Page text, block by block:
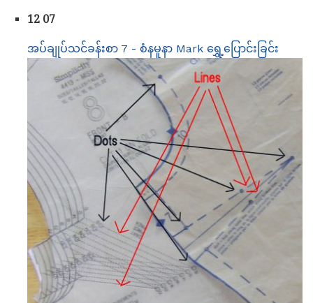
12 07
အပ်ချုပ်သင်ခန်းစာ 7 - စံနမူနာ Mark ရွှေ့ပြောင်းခြင်း